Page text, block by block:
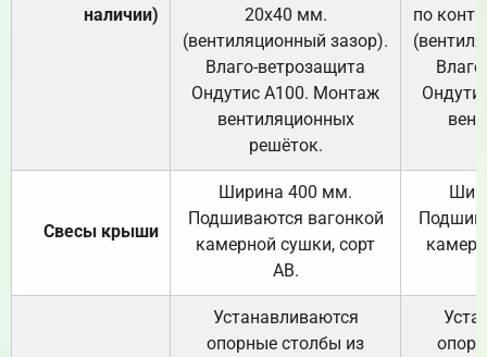
наличии)
20х40 мм.
(вентиляционный зазор).
Влаго-ветрозащита
Ондутис А100. Монтаж
вентиляционных
решёток.
по
Свесы крыши
Ширина 400 мм.
Подшиваются вагонкой
камерной сушки, сорт
АВ.
Устанавливаются
опорные столбы из